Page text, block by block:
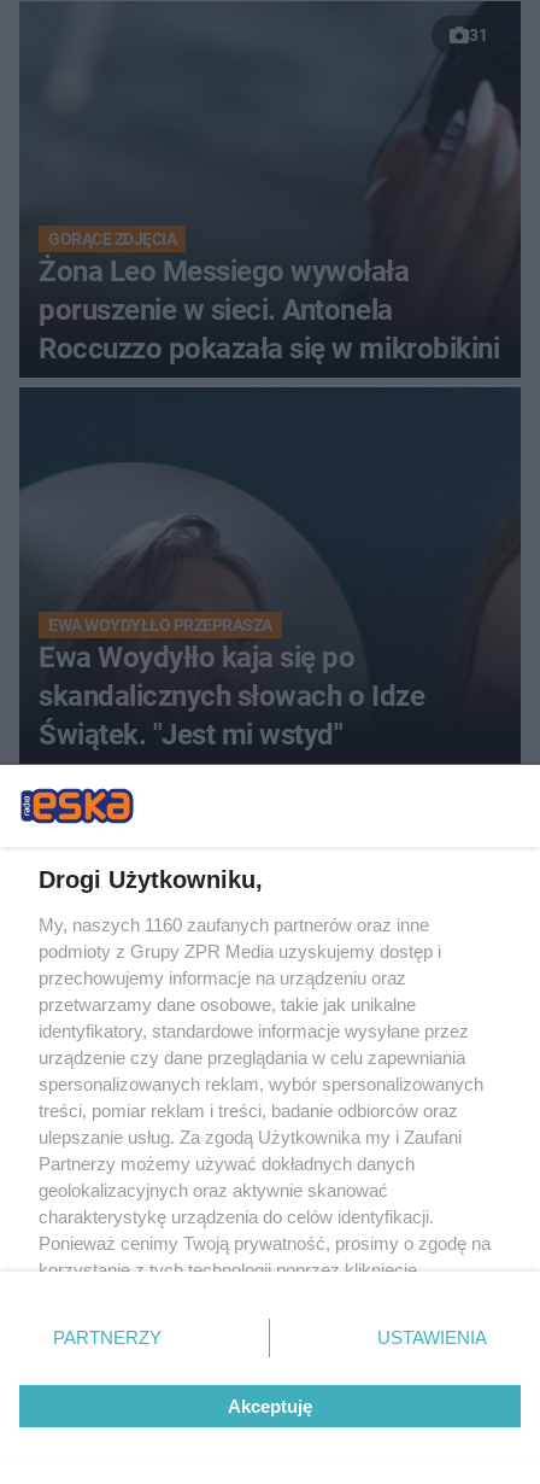
31
GORĄCE ZDJĘCIA
Żona Leo Messiego wywołała
poruszenie w sieci. Antonela
Roccuzzo pokazała się w mikrobikini
EWA WOYDYŁŁO PRZEPRASZA
Ewa Woydyłło kaja się po
skandalicznych słowach o Idze
Świątek. "Jest mi wstyd"
ZOBACZ WIĘCEJ
Drogi Użytkowniku,
My, naszych 1160 zaufanych partnerów oraz inne
podmioty z Grupy ZPR Media uzyskujemy dostęp i
przechowujemy informacje na urządzeniu oraz
przetwarzamy dane osobowe, takie jak unikalne
identyfikatory, standardowe informacje wysyłane przez
urządzenie czy dane przeglądania w celu zapewniania
spersonalizowanych reklam, wybór spersonalizowanych
treści, pomiar reklam i treści, badanie odbiorców oraz
ulepszanie usług. Za zgodą Użytkownika my i Zaufani
Partnerzy możemy używać dokładnych danych
geolokalizacyjnych oraz aktywnie skanować
charakterystykę urządzenia do celów identyfikacji.
Ponieważ cenimy Twoją prywatność, prosimy o zgodę na
korzystanie z tych technologii poprzez kliknięcie
zmienić/wycofać klikając przycisk ustawień prywatności
znajdujący się w lewym dolnym rogu strony
rodzaje przetwarzania danych nie wymagają zgody
użytkownika, ale masz prawo sprzeciwić się takiemu
przetwarzaniu. Preferencje będą miały zastosowanie tylko
PARTNERZY USTAWIENIA
Akceptuję